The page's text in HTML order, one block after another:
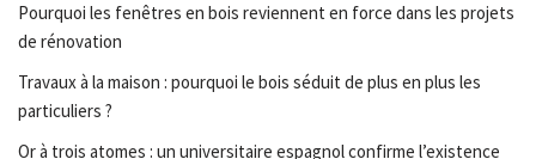
Pourquoi les fenêtres en bois reviennent en force dans les projets
de rénovation
Travaux à la maison : pourquoi le bois séduit de plus en plus les
particuliers ?
Or à trois atomes : un universitaire espagnol confirme l’existence